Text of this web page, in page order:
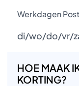
Werkdagen
di/wo/do/vr/
HOE MAAK
KORTING?